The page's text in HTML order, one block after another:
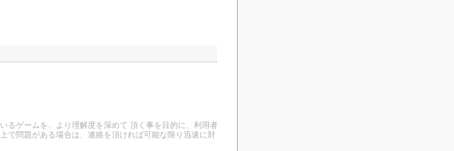
るゲームを、より理解度を深めて 頂く事を目的に、利用者
で問題がある場合は、連絡を頂ければ可能な限り迅速に対